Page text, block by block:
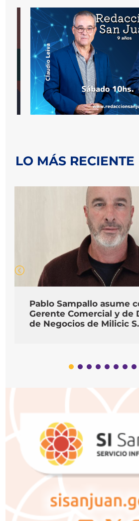
LO MÁS RECIENTE
Pablo Sampallo asume
Gerente Comercial y de
de Negocios de Milicic